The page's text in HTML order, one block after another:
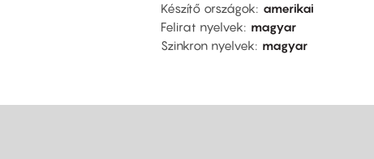
Készítő országok
amerikai
Felirat nyelvek
magyar
Szinkron nyelvek
magyar